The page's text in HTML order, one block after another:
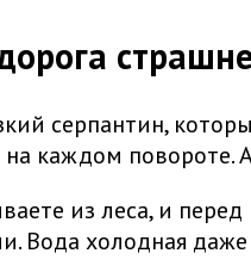
серпантин,
на каждом повороте.
из леса, и
Вода холодная